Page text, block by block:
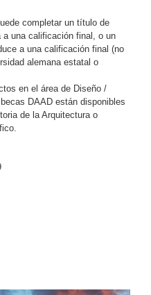
completar un título de
una calificación final, o un
a una calificación final (no
alemana estatal o
en el área de Diseño /
DAAD están disponibles
de la Arquitectura o